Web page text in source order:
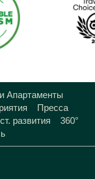
Апартаменты
Пресса
развития
360°